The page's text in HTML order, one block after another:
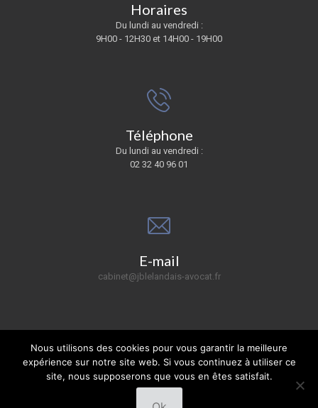
Horaires
Du lundi au vendredi :
9H00 - 12H30 et 14H00 - 19H00
Téléphone
Du lundi au vendredi :
02 32 40 96 01
E-mail
cabinet@jblelandais-avocat.fr
© 2019 JBL AVOCAT. Copyright.
Nous utilisons des cookies pour vous garantir la meilleure
expérience sur notre site web. Si vous continuez à utiliser ce
site, nous supposerons que vous en êtes satisfait.